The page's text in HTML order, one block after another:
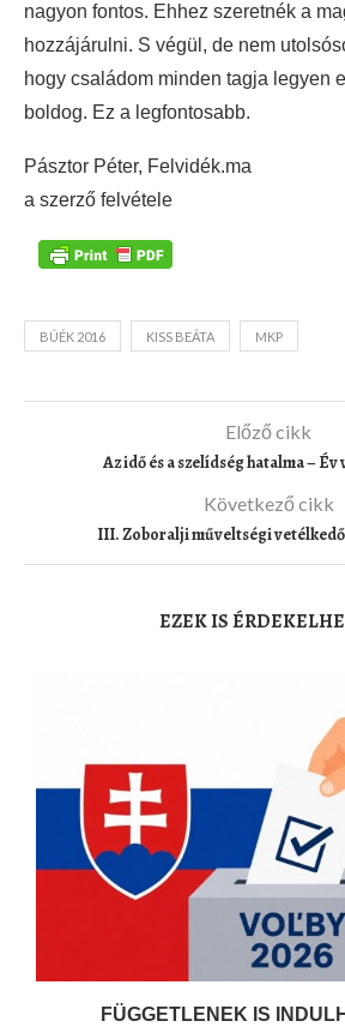
nagyon fontos. Ehhez szeretnék a
hozzájárulni. S végül, de nem
hogy családom minden tagja legyen
boldog. Ez a legfontosabb.
Pásztor Péter, Felvidék.ma
a szerző felvétele
BÚÉK 2016 KISS BEÁTA MKP
Előző cikk
Az idő és a szelídség hatalma –
Következő cikk
III. Zoboralji műveltségi
EZEK IS
FÜGGETLENEK IS